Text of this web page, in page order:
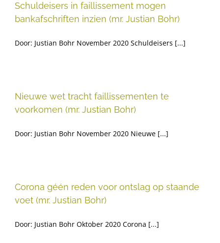
Schuldeisers in faillissement mogen
bankafschriften inzien (mr. Justian Bohr)
Door: Justian Bohr November 2020 Schuldeisers [...]
Nieuwe wet tracht faillissementen te
voorkomen (mr. Justian Bohr)
Door: Justian Bohr November 2020 Nieuwe [...]
Corona géén reden voor ontslag op staande
voet (mr. Justian Bohr)
Door: Justian Bohr Oktober 2020 Corona [...]